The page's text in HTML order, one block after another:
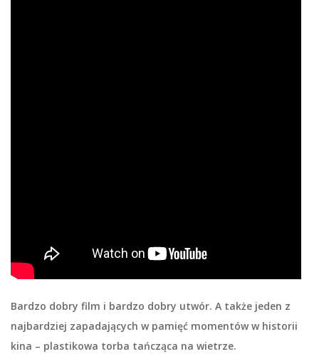
Bardzo dobry film i bardzo dobry utwór. A także jeden z
najbardziej zapadających w pamięć momentów w historii
kina – plastikowa torba tańcząca na wietrze.